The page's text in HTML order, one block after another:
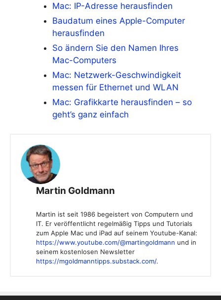
Mac: IP-Adresse herausfinden
Baudatum eines Apple-Computer
herausfinden
So ändern Sie den Namen Ihres
Mac-Computers
Mac: Netzwerk-Geschwindigkeit
messen für Ethernet und WLAN
Mac: Grafikkarte herausfinden – so
geht’s ganz einfach
Martin Goldmann
Martin ist seit 1986 begeistert von Computern und
IT. Er veröffentlicht regelmäßig Tipps und Tutorials
zum Apple Mac und iPad auf seinem Youtube-Kanal:
https://www.youtube.com/@martingoldmann und in
seinem kostenlosen Newsletter
https://mgoldmanntipps.substack.com/.